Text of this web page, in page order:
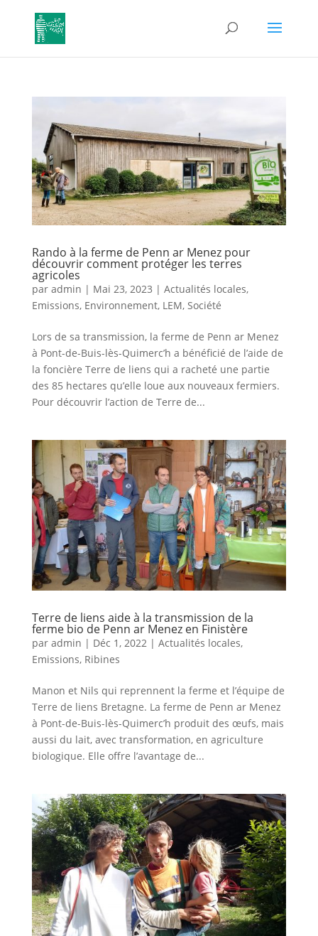
Rando à la ferme de Penn ar Menez pour
découvrir comment protéger les terres
agricoles
par admin | Mai 23, 2023 | Actualités locales,
Emissions, Environnement, LEM, Société
Lors de sa transmission, la ferme de Penn ar Menez
à Pont-de-Buis-lès-Quimerc’h a bénéficié de l’aide de
la foncière Terre de liens qui a racheté une partie
des 85 hectares qu’elle loue aux nouveaux fermiers.
Pour découvrir l’action de Terre de...
Terre de liens aide à la transmission de la
ferme bio de Penn ar Menez en Finistère
par admin | Déc 1, 2022| Actualités locales,
Emissions, Ribines
Manon et Nils qui reprennent la ferme et l’équipe de
Terre de liens Bretagne. La ferme de Penn ar Menez
à Pont-de-Buis-lès-Quimerc’h produit des œufs, mais
aussi du lait, avec transformation, en agriculture
biologique. Elle offre l’avantage de...